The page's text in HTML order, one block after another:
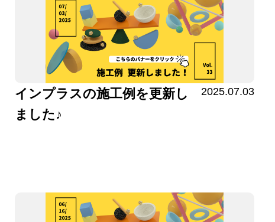
インプラスの施工例を更新し
ました♪
2025.07.03